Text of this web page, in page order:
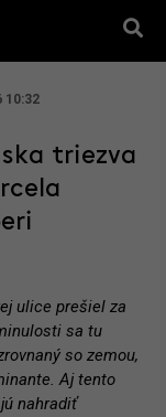
10:32
triezva
ulice prešiel za
sa tu
so zemou,
Aj tento
nahradiť